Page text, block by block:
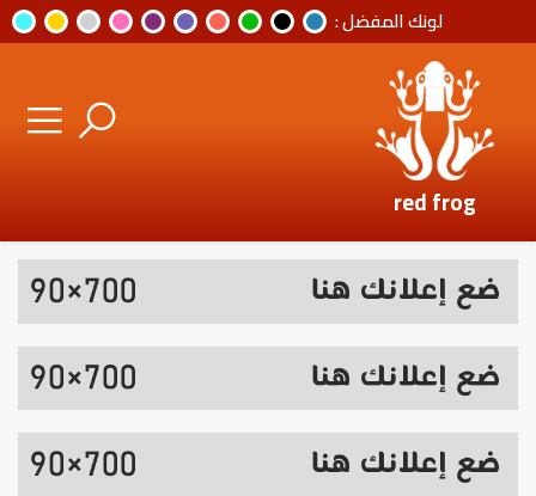
لونك المفضل :
red frog